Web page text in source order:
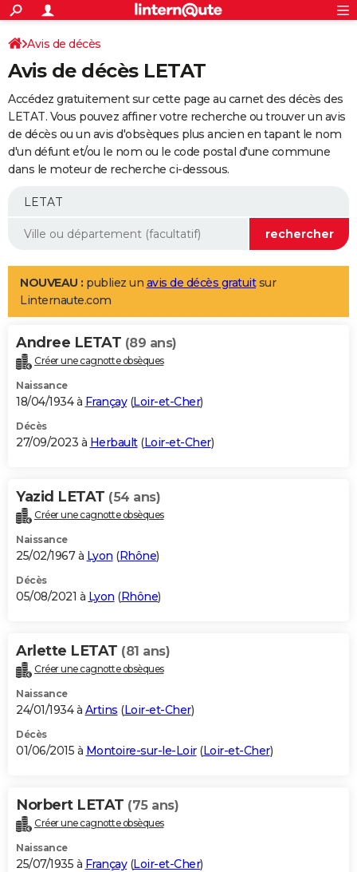
ACTUALITÉS
Politique
Société
Faits Divers
Education
Monde
Villes
+
SPORT
Coupe du monde 2026
Football
Tennis
Cyclisme
Rugby
Forum
Programme TV
TNTStreaming
Cinéma
Sorties cinéma
Musique
+FINANCE
Retraite
Impôts
Epargne
Immobilier
Risques naturels par ville
Banque
Assurance
Crédit
AUTO
Essais
Réserver un essai
Citadines
Berlines
SUV
Forum auto
+
Mobiles
Meilleur smartphone
Internet
Ordinateurs
Jeux vidéo
Guide high-tech
Aménagement intérieur
LIFESTYLE
Art de vivre
Bien-être
Loisirs
Mode
Modes de vie
Alimentation
Guide de la santé
Maladies
Médicaments
Sommeil
VOYAGE
Destinations
City break
Voyage nature
Voyage de noces
Forum
Climat
+PHOTO
GUIDES D'ACHAT
BONS PLANS
Carte de Noël
Carte Bonne année
Carte Saint-Valentin
Carte Pâques
Carte d'anniversaire
DICTIONNAIRE
Dictionnaire
Biographies
Citations
Expressions
Proverbes
PROGRAMME TV
S'inscrire
Se connecter
Lycées
Collèges
Primaires
Universités
Entreprises
Service militaire
Avis de recherche
AVIS DE DÉCÈS
Bricolage
Lifestyle
Culture
Sport
Auto
Television
Voyage
Cinema
Avis de décès
Avis de décès LETAT
Accédez gratuitement sur cette page au carnet des décès des
LETAT. Vous pouvez affiner votre recherche ou trouver un avis
de décès ou un avis d'obsèques plus ancien en tapant le nom
d'un défunt et/ou le nom ou le code postal d'une commune
dans le moteur de recherche ci-dessous.
NOUVEAU : publiez un avis de décès gratuitsur
Linternaute.com
Andree LETAT (89 ans)
Créer une cagnotte obsèques
Naissance
18/04/1934 à Françay(Loir-et-Cher)
Décès
27/09/2023 à Herbault(Loir-et-Cher)
Yazid LETAT (54 ans)
Créer une cagnotte obsèques
Naissance
25/02/1967 à Lyon (Rhône)
Décès
05/08/2021 à Lyon (Rhône)
Arlette LETAT (81 ans)
Créer une cagnotte obsèques
Naissance
24/01/1934 à Artins (Loir-et-Cher)
Décès
01/06/2015 à Montoire-sur-le-Loir(Loir-et-Cher)
Norbert LETAT (75 ans)
Créer une cagnotte obsèques
Naissance
25/07/1935 à Françay(Loir-et-Cher)